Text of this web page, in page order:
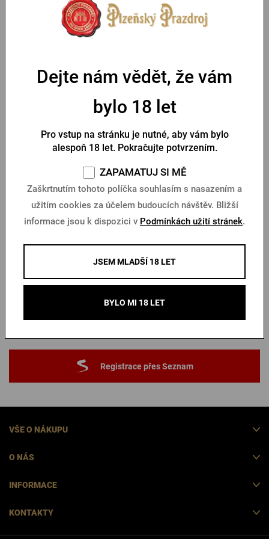
PŘIHLÁSIT PŘES FACEBOOK
PŘIHLÁSIT PŘES APPLE
účelem registrace v e-shopu, a to za podmínek
uvedených ve Všeobecných obchodních podmínkách
dostupných zde
REGISTROVAT SE
Newsletter
Obchodní podmínky
Registrace přes Google
Registrace přes Apple
Registrace přes Seznam
VŠE O NÁKUPU
O NÁS
INFORMACE
KONTAKTY
Dejte nám vědět, že vám
bylo 18 let
Pro vstup na stránku je nutné, aby vám bylo
alespoň 18 let. Pokračujte potvrzením.
ZAPAMATUJ SI MĚ
Zaškrtnutím tohoto políčka souhlasím s nasazením a
užitím cookies za účelem budoucích návštěv. Bližší
informace jsou k dispozici v Podmínkách užití stránek.
JSEM MLADŠÍ 18 LET
BYLO MI 18 LET